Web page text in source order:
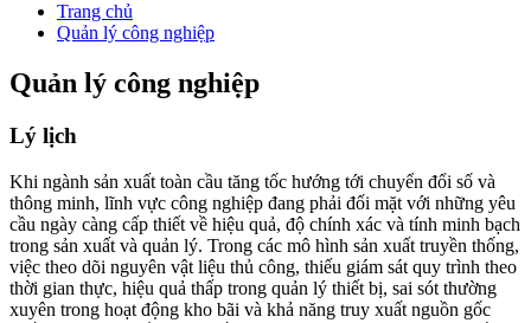
Trang chủ
Quản lý công nghiệp
Quản lý công nghiệp
Lý lịch
Khi ngành sản xuất toàn cầu tăng tốc hướng tới chuyển đổi số và
thông minh, lĩnh vực công nghiệp đang phải đối mặt với những yêu
cầu ngày càng cấp thiết về hiệu quả, độ chính xác và tính minh bạch
trong sản xuất và quản lý. Trong các mô hình sản xuất truyền thống,
việc theo dõi nguyên vật liệu thủ công, thiếu giám sát quy trình theo
thời gian thực, hiệu quả thấp trong quản lý thiết bị, sai sót thường
xuyên trong hoạt động kho bãi và khả năng truy xuất nguồn gốc